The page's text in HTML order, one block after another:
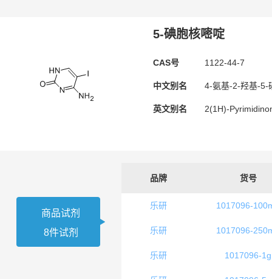
5-碘胞核嘧啶
CAS号 1122-44-7
中文别名 4-氨基-2-羟基-5-
英文别名 2(1H)-
商品试剂
8件试剂
品牌 货号
乐研 1017096-
乐研 1017096-
乐研 1017096-1g